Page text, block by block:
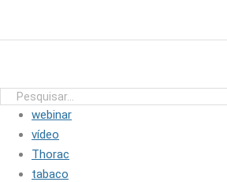
webinar
vídeo
Thorac
tabaco